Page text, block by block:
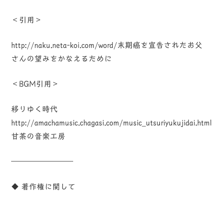
＜引用＞
http://naku.neta-koi.com/word/末期癌を宣告されたお父
さんの望みをかなえるために
＜BGM引用＞
移りゆく時代
http://amachamusic.chagasi.com/music_utsuriyukujidai.html
甘茶の音楽工房
————————
◆ 著作権に関して